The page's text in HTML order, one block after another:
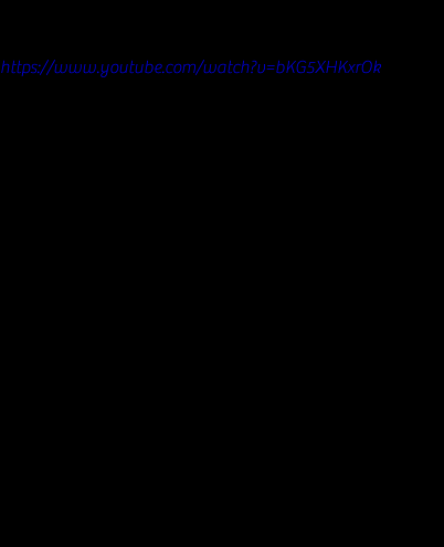
https://www.youtube.com/watch?v=bKG5XHKxrOk